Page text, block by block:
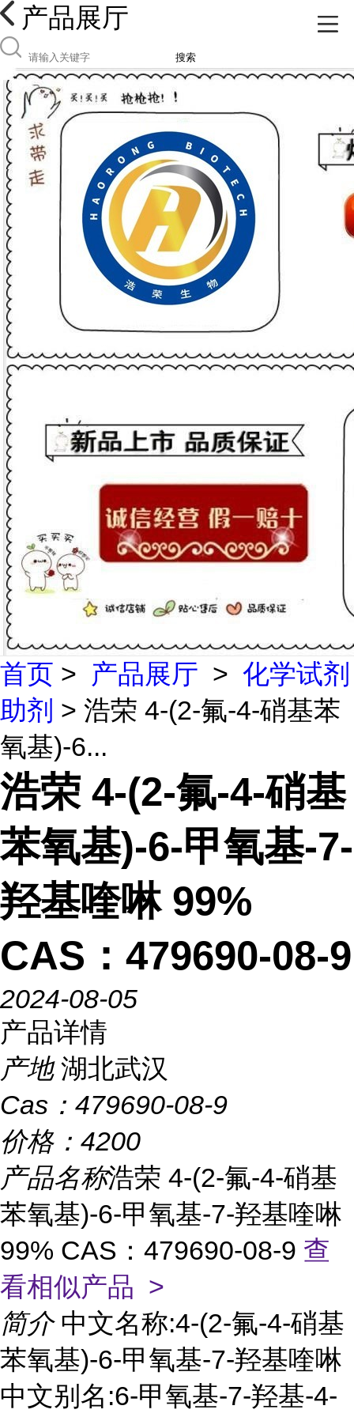
产品展厅
搜索
首页 > 产品展厅 > 化学试剂
助剂 > 浩荣 4-(2-氟-4-硝基苯
氧基)-6...
浩荣 4-(2-氟-4-硝基
苯氧基)-6-甲氧基-7-
羟基喹啉 99%
CAS：479690-08-9
2024-08-05
产品详情
产地 湖北武汉
Cas： 479690-08-9
价格： 4200
产品名称浩荣 4-(2-氟-4-硝基
苯氧基)-6-甲氧基-7-羟基喹啉
99% CAS：479690-08-9 查
看相似产品 >
简介 中文名称:4-(2-氟-4-硝基
苯氧基)-6-甲氧基-7-羟基喹啉
中文别名:6-甲氧基-7-羟基-4-